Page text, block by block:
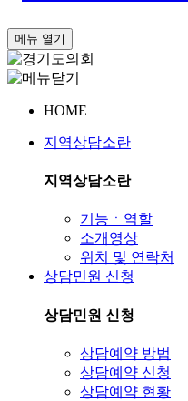
메뉴 열기
HOME
지역상담소란
지역상담소란
기능ㆍ역할
소개영상
위치 및 연락처
상담민원 신청
상담민원 신청
상담예약 방법
상담예약 신청
상담예약 현황